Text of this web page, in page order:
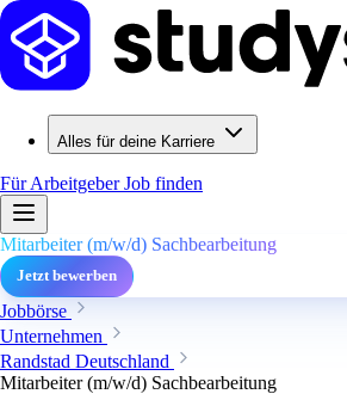
Alles für deine Karriere
Für ArbeitgeberJob finden
Mitarbeiter (m/w/d) Sachbearbeitung
Jetzt bewerben
Jobbörse
Unternehmen
Randstad Deutschland
Mitarbeiter (m/w/d) Sachbearbeitung